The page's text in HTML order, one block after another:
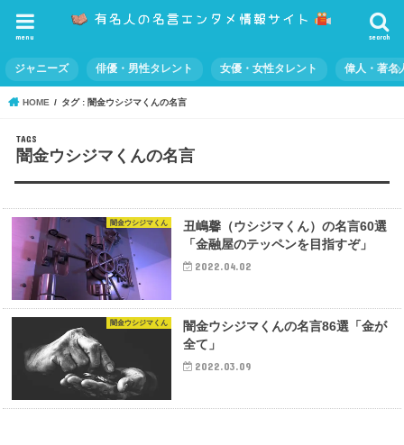
search
menu
ジャニーズ 俳優・男性タレント 女優・女性タレント 偉人・著名
HOME タグ : 闇金ウシジマくんの名言
闇金ウシジマくんの名言
闇金ウシジマくん
丑嶋馨（ウシジマくん）の名言60選
「金融屋のテッペンを目指すぞ」
2022.04.02
闇金ウシジマくん
闇金ウシジマくんの名言86選「金が
全て」
2022.03.09